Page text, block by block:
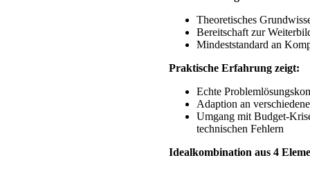
Theoretisches
Bereitschaft zur
Mindeststandard an
Praktische Erfahrung zeigt:
Echte
Adaption an
Umgang mit Budget-
technischen Fehlern
Idealkombination aus 4